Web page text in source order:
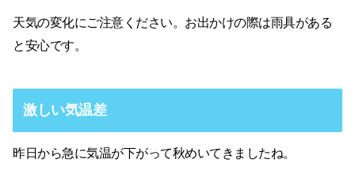
天気の変化にご注意ください。お出かけの際は雨具がある
と安心です。
激しい気温差
昨日から急に気温が下がって秋めいてきましたね。